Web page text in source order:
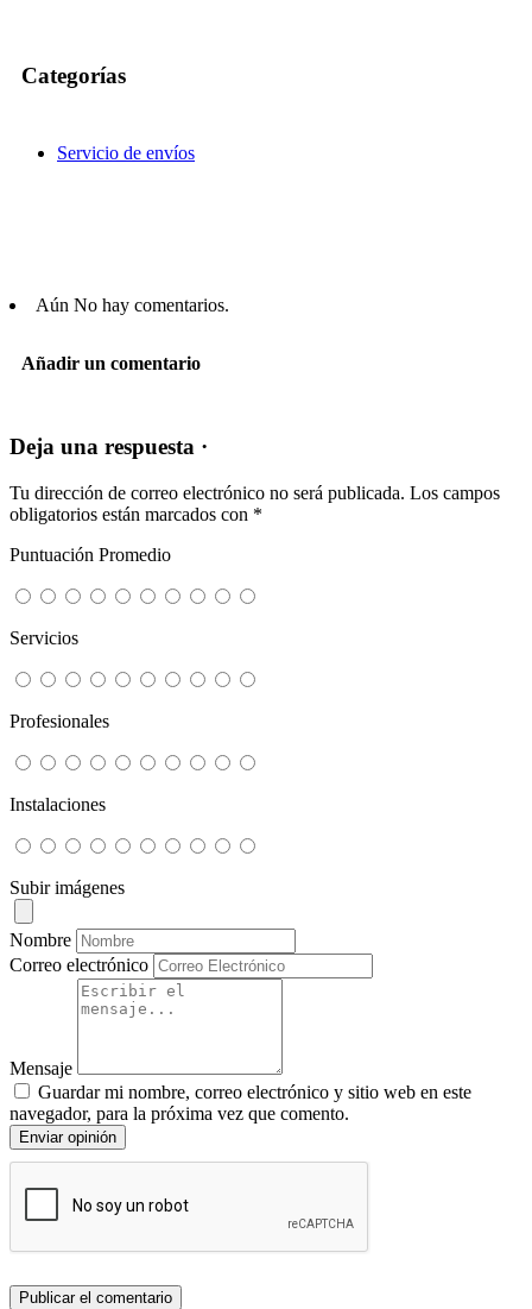
Categorías
Servicio de envíos
Aún No hay comentarios.
Añadir un comentario
Deja una respuesta ·
Tu dirección de correo electrónico no será publicada. Los campos
obligatorios están marcados con *
Puntuación Promedio
Servicios
Profesionales
Instalaciones
Subir imágenes
Nombre
Correo electrónico
Mensaje
Guardar mi nombre, correo electrónico y sitio web en este
navegador, para la próxima vez que comento.
Enviar opinión